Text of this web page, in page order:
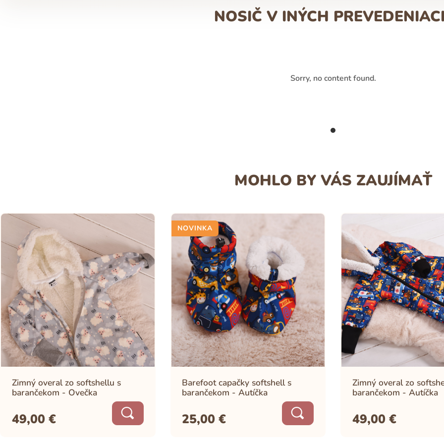
NOSIČ V INÝCH
Sorry, no content found.
MOHLO BY VÁS ZAUJÍMAŤ
Zimný overal zo softshellu s
barančekom - Ovečka
49,00 €
NOVINKA
Barefoot capačky softshell s
barančekom - Autíčka
25,00€
Zimný overal zo
barančekom - Autíčka
49,00 €